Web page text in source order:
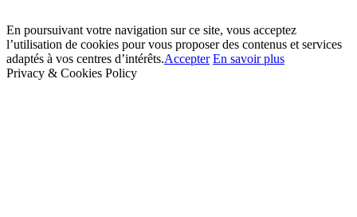
En poursuivant votre navigation sur ce site, vous acceptez
l’utilisation de cookies pour vous proposer des contenus et services
adaptés à vos centres d’intérêts.Accepter En savoir plus
Privacy & Cookies Policy